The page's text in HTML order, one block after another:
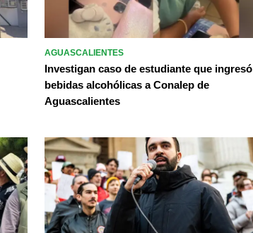
AGUASCALIENTES
Investigan caso de estudiante que ingresó
bebidas alcohólicas a Conalep de
Aguascalientes